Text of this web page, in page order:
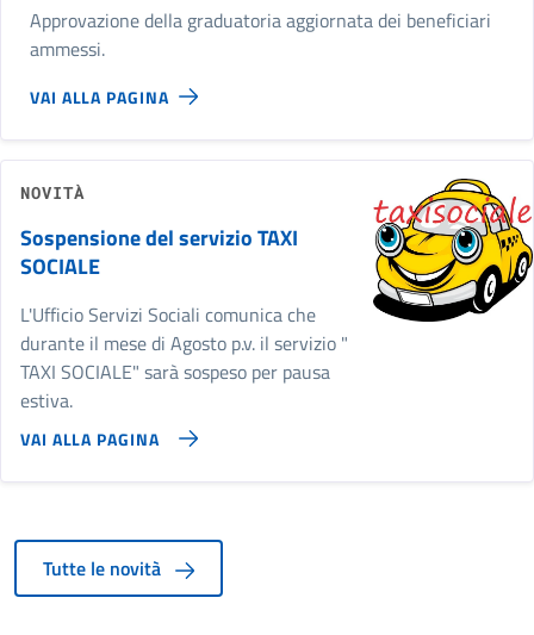
Approvazione della graduatoria aggiornata dei beneficiari
ammessi.
VAI ALLA PAGINA
NOVITÀ
Sospensione del servizio TAXI
SOCIALE
L'Ufficio Servizi Sociali comunica che
durante il mese di Agosto p.v. il servizio "
TAXI SOCIALE" sarà sospeso per pausa
estiva.
VAI ALLA PAGINA
Tutte le novità